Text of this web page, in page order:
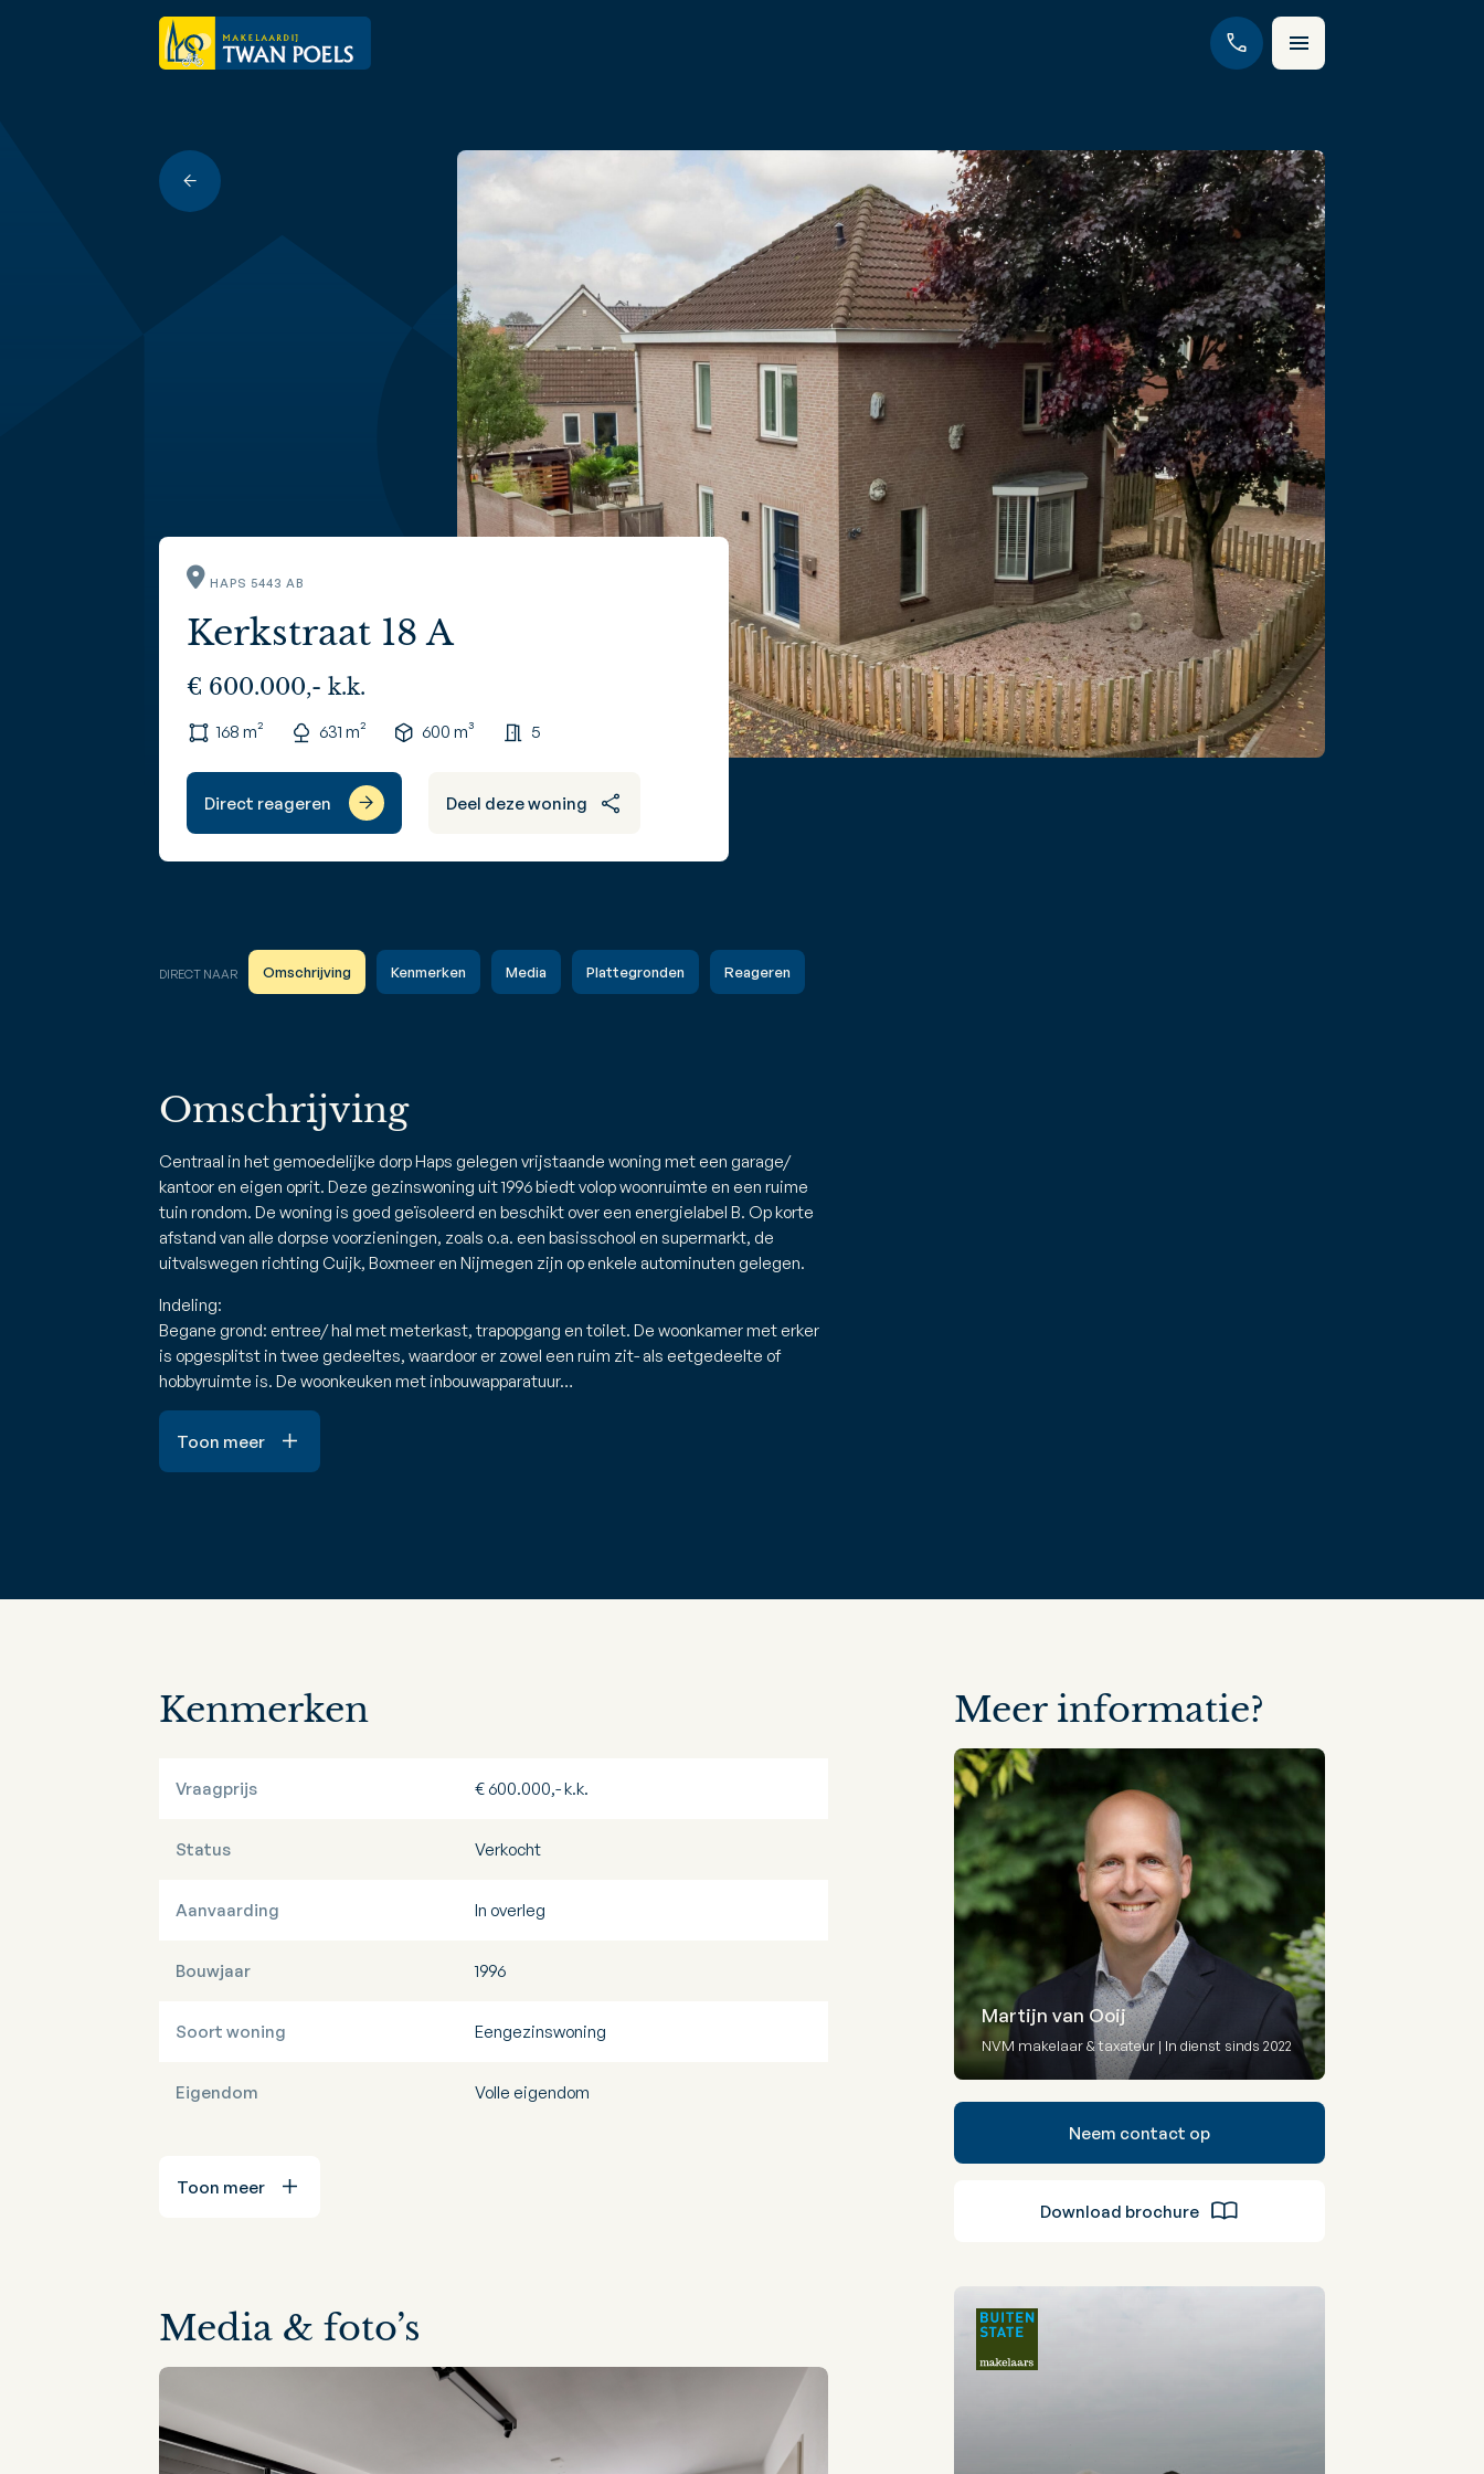
HAPS 5443 AB
Kerkstraat 18 A
€ 600.000,- k.k.
168 m² 631 m² 600 m³ 5
Direct reageren Deel deze woning
DIRECT NAAR Omschrijving Kenmerken Media Plattegronden Reageren
Omschrijving
Centraal in het gemoedelijke dorp Haps gelegen vrijstaande woning met een garage/
kantoor en eigen oprit. Deze gezinswoning uit 1996 biedt volop woonruimte en een ruime
tuin rondom. De woning is goed geïsoleerd en beschikt over een energielabel B. Op korte
afstand van alle dorpse voorzieningen, zoals o.a. een basisschool en supermarkt, de
uitvalswegen richting Cuijk, Boxmeer en Nijmegen zijn op enkele autominuten gelegen.
Indeling:
Begane grond: entree/ hal met meterkast, trapopgang en toilet. De woonkamer met erker
is opgesplitst in twee gedeeltes, waardoor er zowel een ruim zit- als eetgedeelte of
hobbyruimte is. De woonkeuken met inbouwapparatuur…
Toon meer
Kenmerken
Vraagprijs € 600.000,- k.k.
Status Verkocht
Aanvaarding In overleg
Bouwjaar 1996
Soort woning Eengezinswoning
Eigendom Volle eigendom
Toon meer
Media & foto’s
Meer informatie?
Martijn van Ooij
NVM makelaar & taxateur | In dienst sinds 2022
Neem contact op
Download brochure